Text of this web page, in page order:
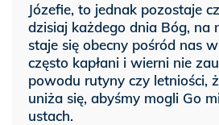
Józefie, to jednak pozostaje
dzisiaj każdego dnia Bóg, na
staje się obecny pośród nas
często kapłani i wierni nie
powodu rutyny czy letniości,
uniża się, abyśmy mogli Go
ustach.